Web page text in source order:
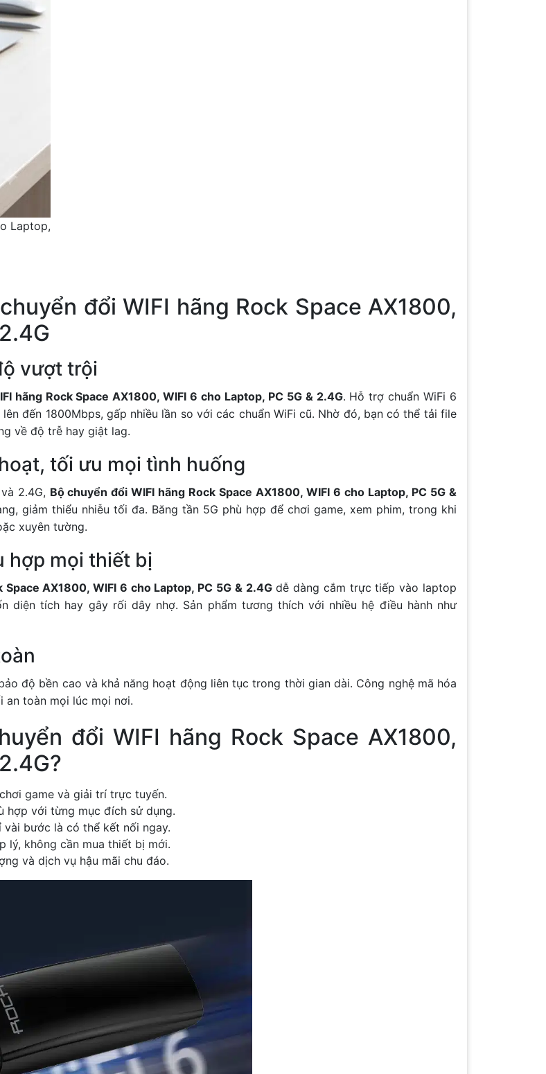
Laptop,
đổi WIFI hãng Rock Space AX1800,
vượt trội
hãng Rock Space AX1800, WIFI 6 cho Laptop, PC 5G & 2.4G. Hỗ trợ chuẩn WiFi 6
đến 1800Mbps, gấp nhiều lần so với các chuẩn WiFi cũ. Nhờ đó, bạn có thể tải file
về độ trễ hay giật lag.
tối ưu mọi tình huống
2.4G, Bộ chuyển đổi WIFI hãng Rock Space AX1800, WIFI 6 cho Laptop, PC 5G &
giảm thiểu nhiễu tối đa. Băng tần 5G phù hợp để chơi game, xem phim, trong khi
xuyên tường.
hợp mọi thiết bị
AX1800, WIFI 6 cho Laptop, PC 5G & 2.4Gdễ dàng cắm trực tiếp vào laptop
diện tích hay gây rối dây nhợ. Sản phẩm tương thích với nhiều hệ điều hành như
độ bền cao và khả năng hoạt động liên tục trong thời gian dài. Công nghệ mã hóa
an toàn mọi lúc mọi nơi.
đổi WIFI hãng Rock Space AX1800,
game và giải trí trực tuyến.
hợp với từng mục đích sử dụng.
vài bước là có thể kết nối ngay.
lý, không cần mua thiết bị mới.
và dịch vụ hậu mãi chu đáo.